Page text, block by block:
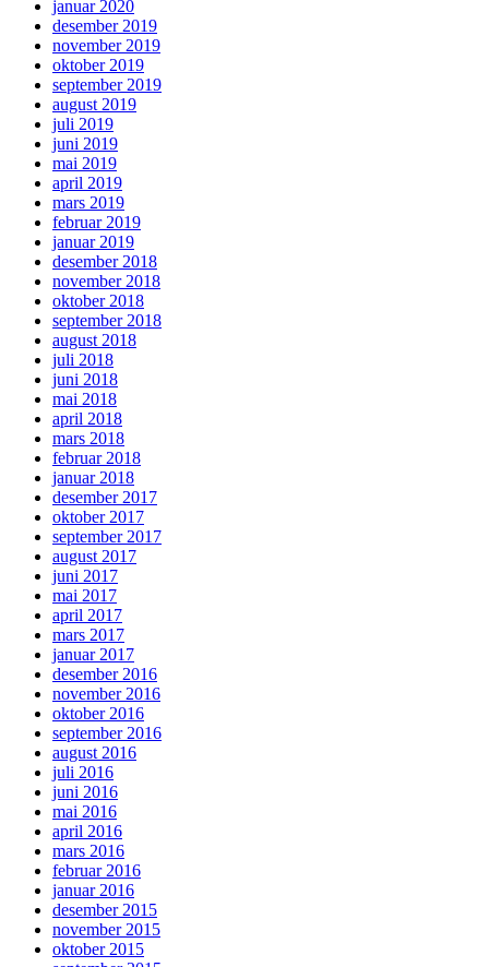
januar 2020
desember 2019
november 2019
oktober 2019
september 2019
august 2019
juli 2019
juni 2019
mai 2019
april 2019
mars 2019
februar 2019
januar 2019
desember 2018
november 2018
oktober 2018
september 2018
august 2018
juli 2018
juni 2018
mai 2018
april 2018
mars 2018
februar 2018
januar 2018
desember 2017
oktober 2017
september 2017
august 2017
juni 2017
mai 2017
april 2017
mars 2017
januar 2017
desember 2016
november 2016
oktober 2016
september 2016
august 2016
juli 2016
juni 2016
mai 2016
april 2016
mars 2016
februar 2016
januar 2016
desember 2015
november 2015
oktober 2015